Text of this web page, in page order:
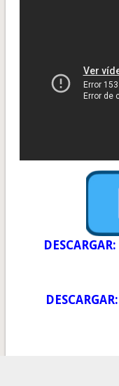
DESCARGAR:
DESCARGAR: